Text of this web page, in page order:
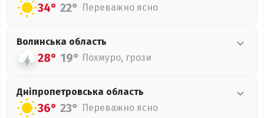
34° 22° Переважно ясно
Волинська область
28° 19° Похмуро, грози
Дніпропетровська область
36° 23° Переважно ясно